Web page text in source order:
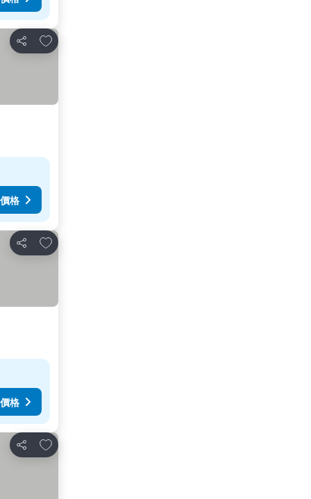
分享
放到收藏夾
格
分享
放到收藏夾
格
分享
放到收藏夾